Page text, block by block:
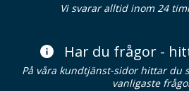
Vi svarar alltid inom 24
Har du frågor -
På våra kundtjänst-sidor hittar du
vanligaste